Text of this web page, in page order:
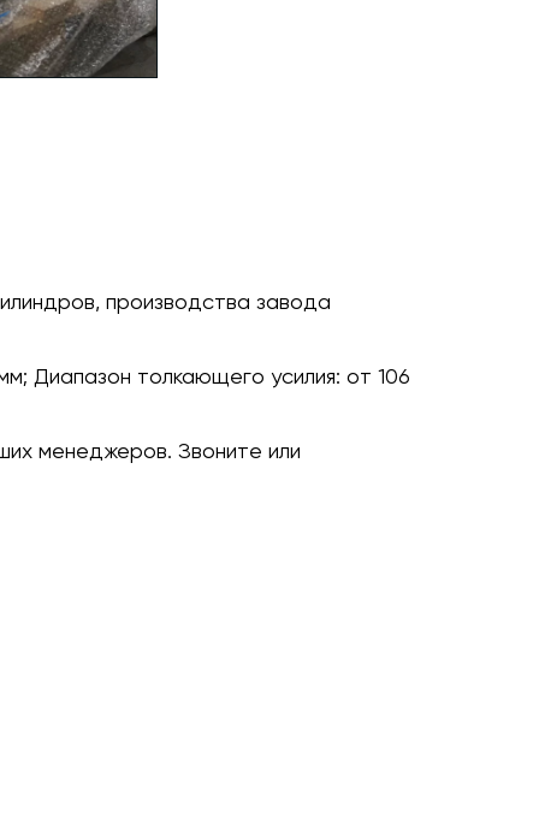
производства завода
Диапазон толкающего усилия: от 106
менеджеров. Звоните или